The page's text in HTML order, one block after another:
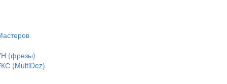
(фрезы)
(MultiDez)